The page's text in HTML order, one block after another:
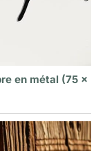
en métal (75 x